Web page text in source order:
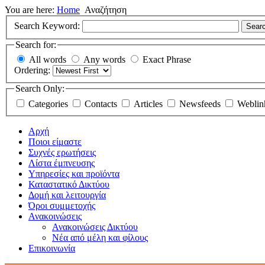
You are here: Home Αναζήτηση
Search Keyword:
Search for:
All words
Any words
Exact Phrase
Ordering:
Search Only:
Categories
Contacts Articles Newsfeeds
Αρχή
Ποιοι είμαστε
Συχνές ερωτήσεις
Λίστα έμπνευσης
Υπηρεσίες και προϊόντα
Καταστατικό Δικτύου
Δομή και λειτουργία
Όροι συμμετοχής
Ανακοινώσεις
Ανακοινώσεις Δικτύου
Νέα από μέλη και φίλους
Επικοινωνία